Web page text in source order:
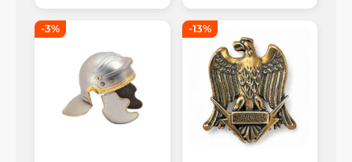
-3% -13%